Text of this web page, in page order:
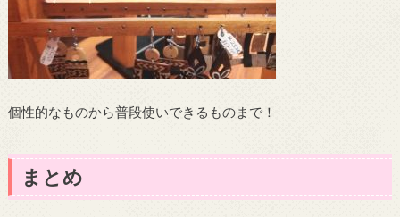
個性的なものから普段使いできるものまで！
まとめ